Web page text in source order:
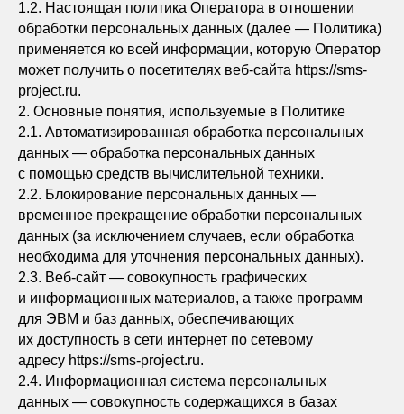
1.2. Настоящая политика Оператора в отношении
обработки персональных данных (далее — Политика)
применяется ко всей информации, которую Оператор
может получить о посетителях веб-сайта https://sms-
project.ru.
2. Основные понятия, используемые в Политике
2.1. Автоматизированная обработка персональных
данных — обработка персональных данных
с помощью средств вычислительной техники.
2.2. Блокирование персональных данных —
временное прекращение обработки персональных
данных (за исключением случаев, если обработка
необходима для уточнения персональных данных).
2.3. Веб-сайт — совокупность графических
и информационных материалов, а также программ
для ЭВМ и баз данных, обеспечивающих
их доступность в сети интернет по сетевому
адресу https://sms-project.ru.
2.4. Информационная система персональных
данных — совокупность содержащихся в базах